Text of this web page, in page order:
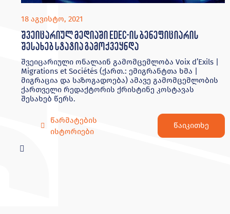
18 აგვისტო, 2021
შვეიცარიულ მედიაში EDEC-ის ბენეფიციარის
შესახებ სტატია გამოქვეყნდა
შვეიცარიული ონალაინ გამომცემლობა Voix d’Exils |
Migrations et Sociétés (ქართ.: ემიგრანტთა ხმა |
მიგრაცია და საზოგადოება) ამავე გამომცემლობის
ქართველი რედაქტორის ქრისტინე კოსტავას
შესახებ წერს.
წარმატების
ისტორიები
წაიკითხე